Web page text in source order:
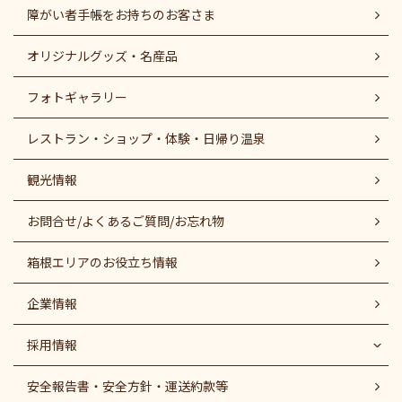
障がい者⼿帳をお持ちのお客さま
オリジナルグッズ・名産品
フォトギャラリー
レストラン・ショップ・体験・日帰り温泉
観光情報
お問合せ/よくあるご質問/お忘れ物
箱根エリアのお役立ち情報
企業情報
採用情報
安全報告書・安全方針・運送約款等